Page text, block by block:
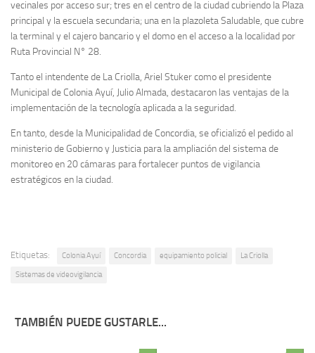
vecinales por acceso sur; tres en el centro de la ciudad cubriendo la Plaza
principal y la escuela secundaria; una en la plazoleta Saludable, que cubre
la terminal y el cajero bancario y el domo en el acceso a la localidad por
Ruta Provincial N° 28.
Tanto el intendente de La Criolla, Ariel Stuker como el presidente
Municipal de Colonia Ayuí, Julio Almada, destacaron las ventajas de la
implementación de la tecnología aplicada a la seguridad.
En tanto, desde la Municipalidad de Concordia, se oficializó el pedido al
ministerio de Gobierno y Justicia para la ampliación del sistema de
monitoreo en 20 cámaras para fortalecer puntos de vigilancia
estratégicos en la ciudad.
Etiquetas: Colonia Ayuí Concordia equipamiento policial La Criolla
Sistemas de videovigilancia
TAMBIÉN PUEDE GUSTARLE...